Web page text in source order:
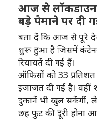
आज से
बड़े पैमाने पर दी
बता दें कि आज से पूरे
शुरू हुआ है जिसमें
रियायतें दी गई हैं।
ऑफिसों को 33
इजाजत दी गई है। वहीं
दुकानें भी खुल सकेंगीं,
छह फुट की दूरी होना